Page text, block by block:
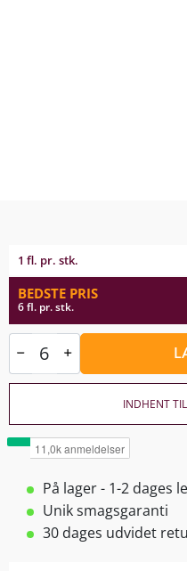
1 fl. pr. stk.
BEDSTE PRIS
6 fl. pr. stk.
INDHENT
På lager - 1-2 dages
Unik smagsgaranti
30 dages udvidet